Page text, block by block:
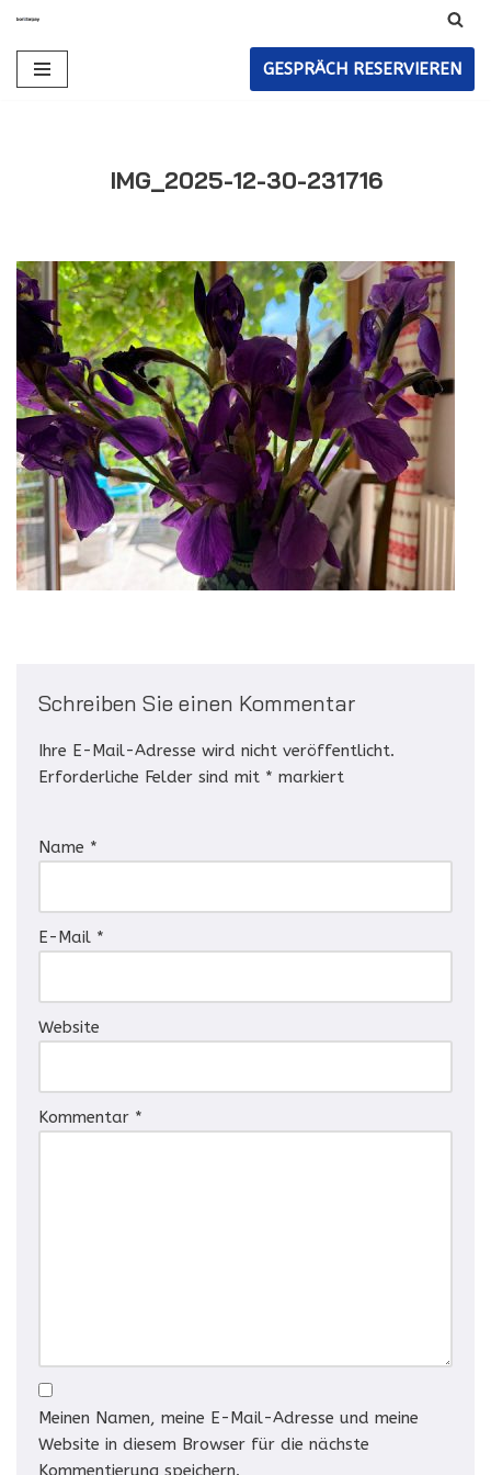
Zum
Inhalt
GESPRÄCH RESERVIEREN
IMG_2025-12-30-231716
Schreiben Sie einen Kommentar
Ihre E-Mail-Adresse wird nicht veröffentlicht.
Erforderliche Felder sind mit * markiert
Name *
E-Mail *
Website
Kommentar *
Meinen Namen, meine E-Mail-Adresse und meine
Website in diesem Browser für die nächste
Kommentierung speichern.